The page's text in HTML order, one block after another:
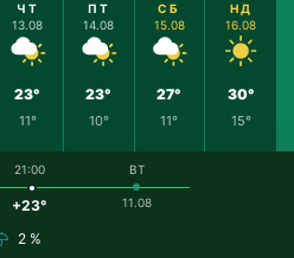
ЧТ
13.08
23°
11°
ПТ
14.08
23°
10°
СБ
15.08
27°
11°
НД
16.08
30°
15°
21:00
+23°
2 %
ВТ
11.08